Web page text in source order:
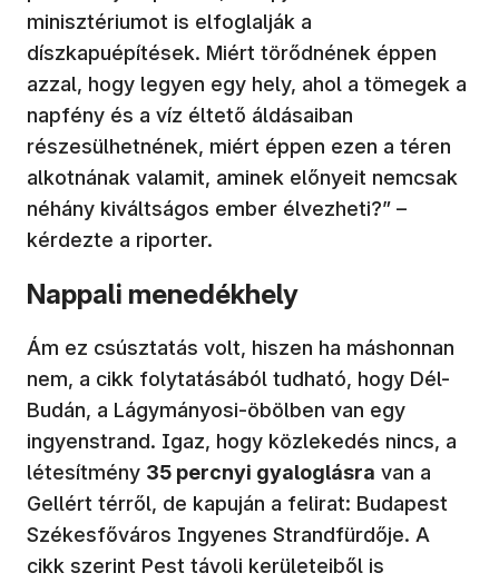
minisztériumot is elfoglalják a
díszkapuépítések. Miért törődnének éppen
azzal, hogy legyen egy hely, ahol a tömegek a
napfény és a víz éltető áldásaiban
részesülhetnének, miért éppen ezen a téren
alkotnának valamit, aminek előnyeit nemcsak
néhány kiváltságos ember élvezheti?” –
kérdezte a riporter.
Nappali menedékhely
Ám ez csúsztatás volt, hiszen ha máshonnan
nem, a cikk folytatásából tudható, hogy Dél-
Budán, a Lágymányosi-öbölben van egy
ingyenstrand. Igaz, hogy közlekedés nincs, a
létesítmény 35 percnyi gyaloglásra van a
Gellért térről, de kapuján a felirat: Budapest
Székesfőváros Ingyenes Strandfürdője. A
cikk szerint Pest távoli kerületeiből is